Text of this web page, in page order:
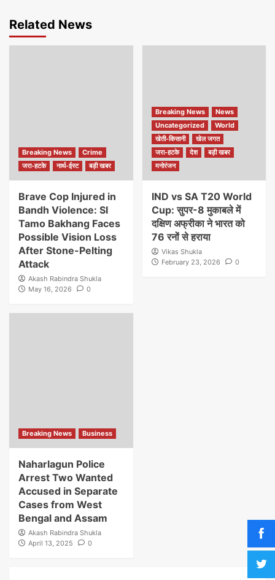
Related News
Breaking News
Crime
जरा-हटके
नार्थ-ईस्ट बड़ी खबर
Brave Cop Injured in
Bandh Violence: SI
Tamo Bakhang Faces
Possible Vision Loss
After Stone-Pelting
Attack
Akash Rabindra Shukla
May 16, 2026
0
Breaking News
News
Uncategorized
World
खेती-किसानी
खेल जगत
जरा-हटके
देश
बड़ी खबर
मनोरंजन
IND vs SA T20 World
Cup: सुपर-8 मुकाबले में
दक्षिण अफ्रीका ने भारत को
76 रनों से हराया
Vikas Shukla
February 23, 2026
0
Breaking News Business
Naharlagun Police
Arrest Two Wanted
Accused in Separate
Cases from West
Bengal and Assam
Akash Rabindra Shukla
April 13, 2025
0